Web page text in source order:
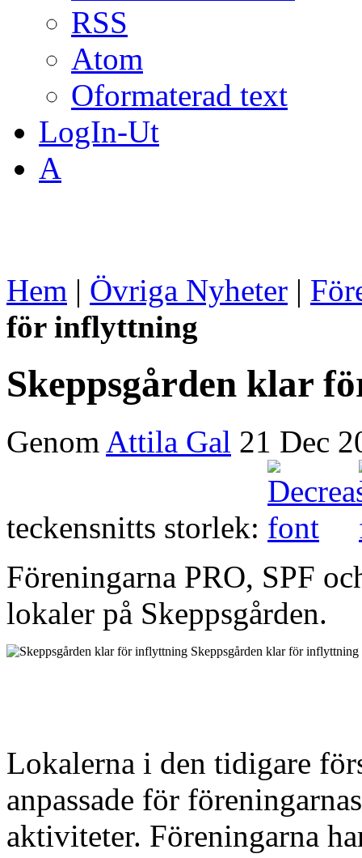
RSS
Atom
Oformaterad text
LogIn-Ut
A
Hem | Övriga Nyheter |
för inflyttning
Skeppsgården klar
Genom Attila Gal 21 Dec
teckensnitts storlek:
Föreningarna PRO, SPF
lokaler på Skeppsgården.
Skeppsgården klar för inflyttning
Lokalerna i den tidigare
anpassade för
aktiviteter. Föreningarna